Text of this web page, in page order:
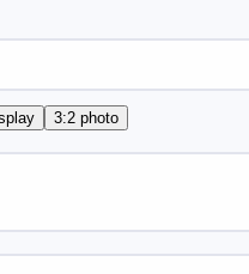
3:2 photo